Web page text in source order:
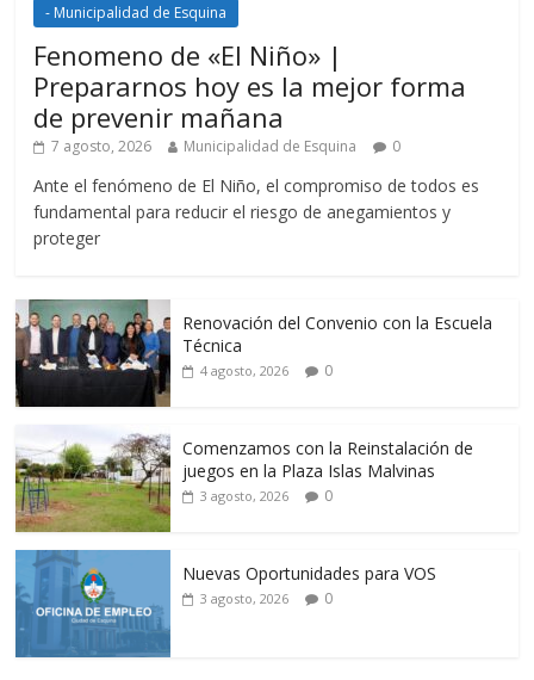
- Municipalidad de Esquina
Fenomeno de «El Niño» |
Prepararnos hoy es la mejor forma
de prevenir mañana
7 agosto, 2026 Municipalidad de Esquina 0
Ante el fenómeno de El Niño, el compromiso de todos es
fundamental para reducir el riesgo de anegamientos y
proteger
Renovación del Convenio con la Escuela
Técnica
4 agosto, 2026 0
Comenzamos con la Reinstalación de
juegos en la Plaza Islas Malvinas
3 agosto, 2026 0
Nuevas Oportunidades para VOS
3 agosto, 2026 0